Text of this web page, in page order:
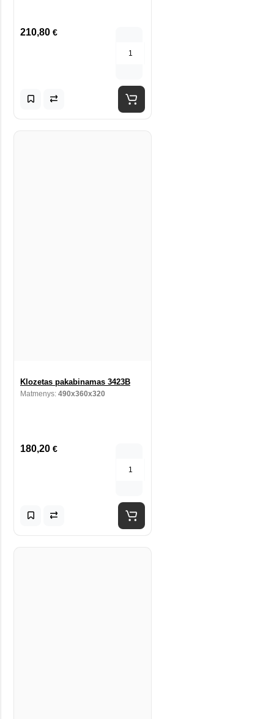
210,80 €
Klozetas pakabinamas 3423B
Matmenys: 490x360x320
180,20 €